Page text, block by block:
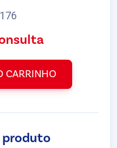
CARRINHO
produto